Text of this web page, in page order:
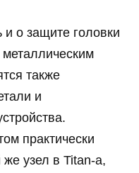
и о защите головки
также
и
практически
же узел в Titan-a,